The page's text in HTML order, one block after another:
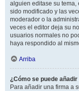
alguien editase su
sido modificado y las
moderador o la
veces el editor deja su
usuarios normales no
haya respondido al
Arriba
¿Cómo se puede
Para añadir una firma a